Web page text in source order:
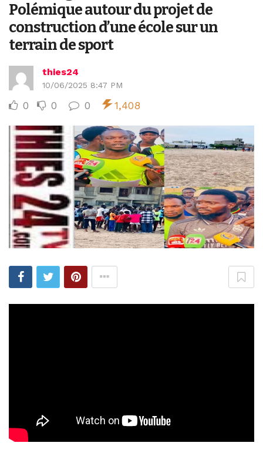
Polémique autour du projet de
construction d’une école sur un
terrain de sport
thies24
10/06/2025 8:47 PM
0 0 0 1,408